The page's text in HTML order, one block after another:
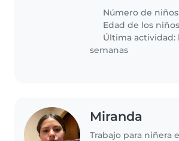
necesitemos.
alguien que le guste
sepa manejar las
pequeños...
Número de niños:
Edad de los
Última actividad:
semanas
Miranda